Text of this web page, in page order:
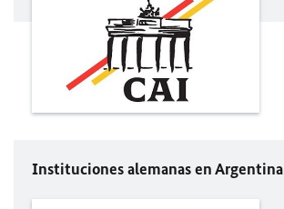
Instituciones alemanas en Argentina